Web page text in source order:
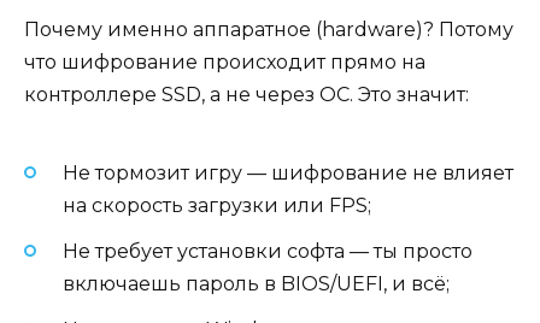
Почему именно аппаратное (hardware)? Потому
что шифрование происходит прямо на
контроллере SSD, а не через ОС. Это значит:
Не тормозит игру — шифрование не влияет
на скорость загрузки или FPS;
Не требует установки софта — ты просто
включаешь пароль в BIOS/UEFI, и всё;